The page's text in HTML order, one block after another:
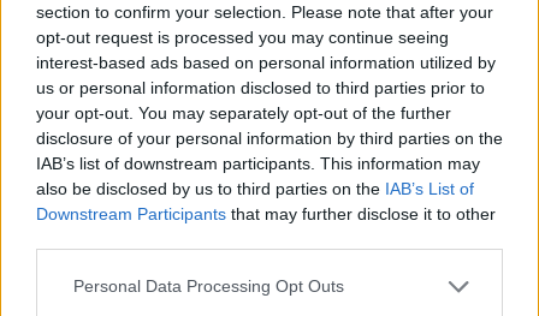
section to confirm your selection. Please note that after your
opt-out request is processed you may continue seeing
interest-based ads based on personal information utilized by
us or personal information disclosed to third parties prior to
your opt-out. You may separately opt-out of the further
disclosure of your personal information by third parties on the
IAB’s list of downstream participants. This information may
also be disclosed by us to third parties on the IAB’s List of
Downstream Participants that may further disclose it to other
Personal Data Processing Opt Outs
6 Αυγούστου 2026 08:00
ΑΓΡΟΤΙΚΑ
«Φωτιά» στις τιμές του ελαιολάδου
βάζουν πυρκαγιές, καύσωνας και
ξηρασία
5 Αυγούστου 2026 23:03
ΔΉΜΟΣ ΚΙΣΆΜΟΥ
Κίσαμος: Εκδήλωση για τη μάχη του
ΕΛΑΣ στο Κατσοματάδο
5 Αυγούστου 2026 22:47